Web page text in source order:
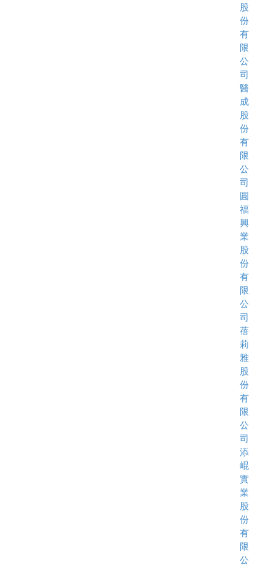
股
份
有
限
公
司
醫
成
股
份
有
限
公
司
圓
福
興
業
股
份
有
限
公
司
蓓
莉
雅
股
份
有
限
公
司
添
崐
實
業
股
份
有
限
公